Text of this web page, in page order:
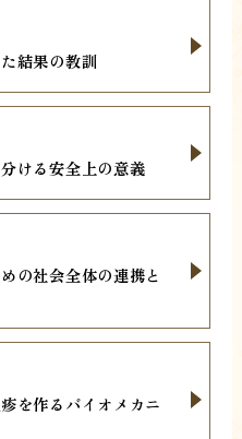
結果の教訓
ける安全上の意義
の社会全体の連携と
を作るバイオメカニ